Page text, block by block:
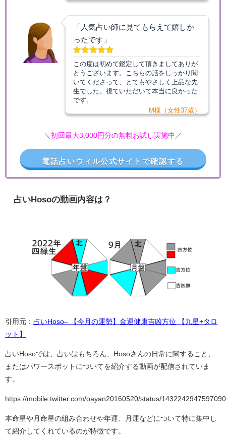
「人気占い師に見てもらえて嬉しか
ったです」
この度は初めて鑑定して頂きましてありが
とうございます。こちらの話をしっかり聞
いてくださって、とてもやさしく上品な先
生でした。視ていただいて本当に良かった
です。
M様（女性37歳）
＼初回最大3,000円分の無料お試し実施中／
電話占いウィル公式サイトで確認する
占いHosoの動画内容は？
引用元： 占いHoso– 【今月の運勢】金運健康吉凶方位 【九星+タロ
ット】
占いHosoでは、占いはもちろん、Hosoさんの日常に関すること、
またはパワースポットについてを紹介する動画が配信されていま
す。
https://mobile.twitter.com/oayan20160520/status/
本命星や月命星の組み合わせや年運、月運などについて特に集中し
て紹介してくれているのが特徴です。